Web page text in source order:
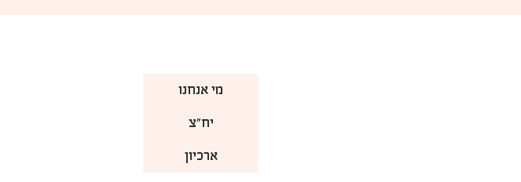
מי אנחנו
יח"צ
ארכיון